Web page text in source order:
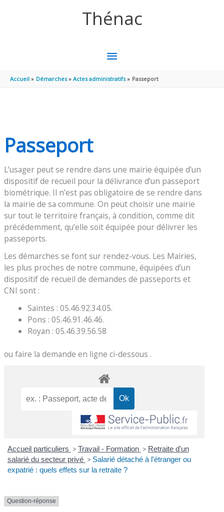
Thénac
MENU
PRINCIPAL
Accueil Démarches Actes administratifs Passeport
Passeport
L’usager peut se rendre dans une mairie équipée d’un
dispositif de recueil pour la délivrance d’un passeport
biométrique. Il n’est pas obligatoire de se rendre dans
la mairie de sa commune. On peut choisir une mairie
sur tout le territoire français, à condition, comme dit
précédemment, qu’elle soit équipée pour délivrer les
passeports.
Les démarches se font sur rendez-vous. Les Mairies,
les plus proches de notre commune, équipées d’un
dispositif de recueil de demandes de passeports et
CNI sont :
Saintes : 05.46.92.34.05.
Pons : 05.46.91.46.46.
Royan : 05.46.39.56.58
ou faire la demande en ligne ci-dessous .
Accueil particuliers > Travail - Formation > Retraite d'un
salarié du secteur privé > Salarié détaché à l'étranger ou
expatrié : quels effets sur la retraite ?
Question-réponse